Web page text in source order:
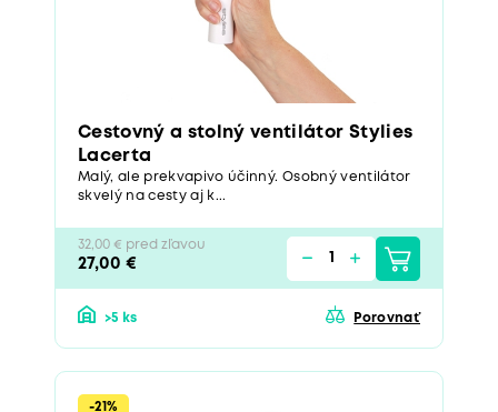
Cestovný a stolný ventilátor Stylies
Lacerta
Malý, ale prekvapivo účinný. Osobný ventilátor
skvelý na cesty aj k...
32,00 € pred zľavou
27,00 €
>5 ks Porovnať
-21%